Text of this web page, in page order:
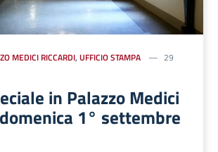
MEDICI RICCARDI, UFFICIO STAMPA
29
in Palazzo Medici
1° settembre